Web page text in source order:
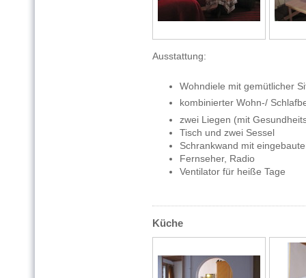
Ausstattung:
Wohndiele mit gemütlicher
kombinierter Wohn-/
zwei Liegen (mit
Tisch und zwei Sessel
Schrankwand mit
Fernseher, Radio
Ventilator für heiße Tage
Küche